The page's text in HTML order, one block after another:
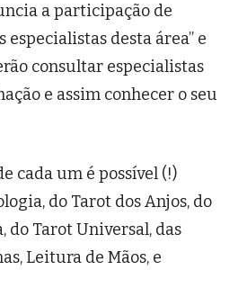
a participação de
especialistas desta área” e
consultar especialistas
e assim conhecer o seu
cada um é possível (!)
do Tarot dos Anjos, do
do Tarot Universal, das
Leitura de Mãos, e